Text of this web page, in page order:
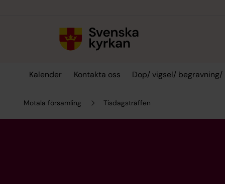
Kalender Kontakta oss Dop/ vigsel/ begravning/
Motala församling Tisdagsträffen